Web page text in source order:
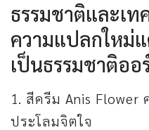
ธรรมชาติและเ
ความแปลกใหม่
เป็นธรรมชาติออ
1. สีครีม Anis
ประโลมจิตใจ